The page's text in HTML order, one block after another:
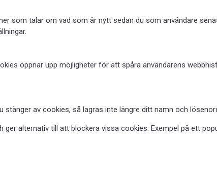
som talar om vad som är nytt sedan du som användare
öppnar upp möjligheter för att spåra användarens
av cookies, så lagras inte längre ditt namn och
alternativ till att blockera vissa cookies. Exempel på ett